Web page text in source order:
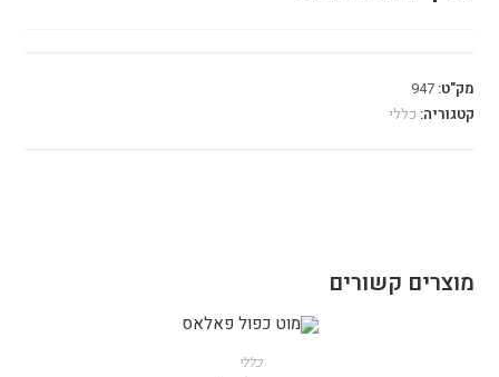
מק"ט:947
קטגוריה: כללי
מוצרים קשורים
כללי